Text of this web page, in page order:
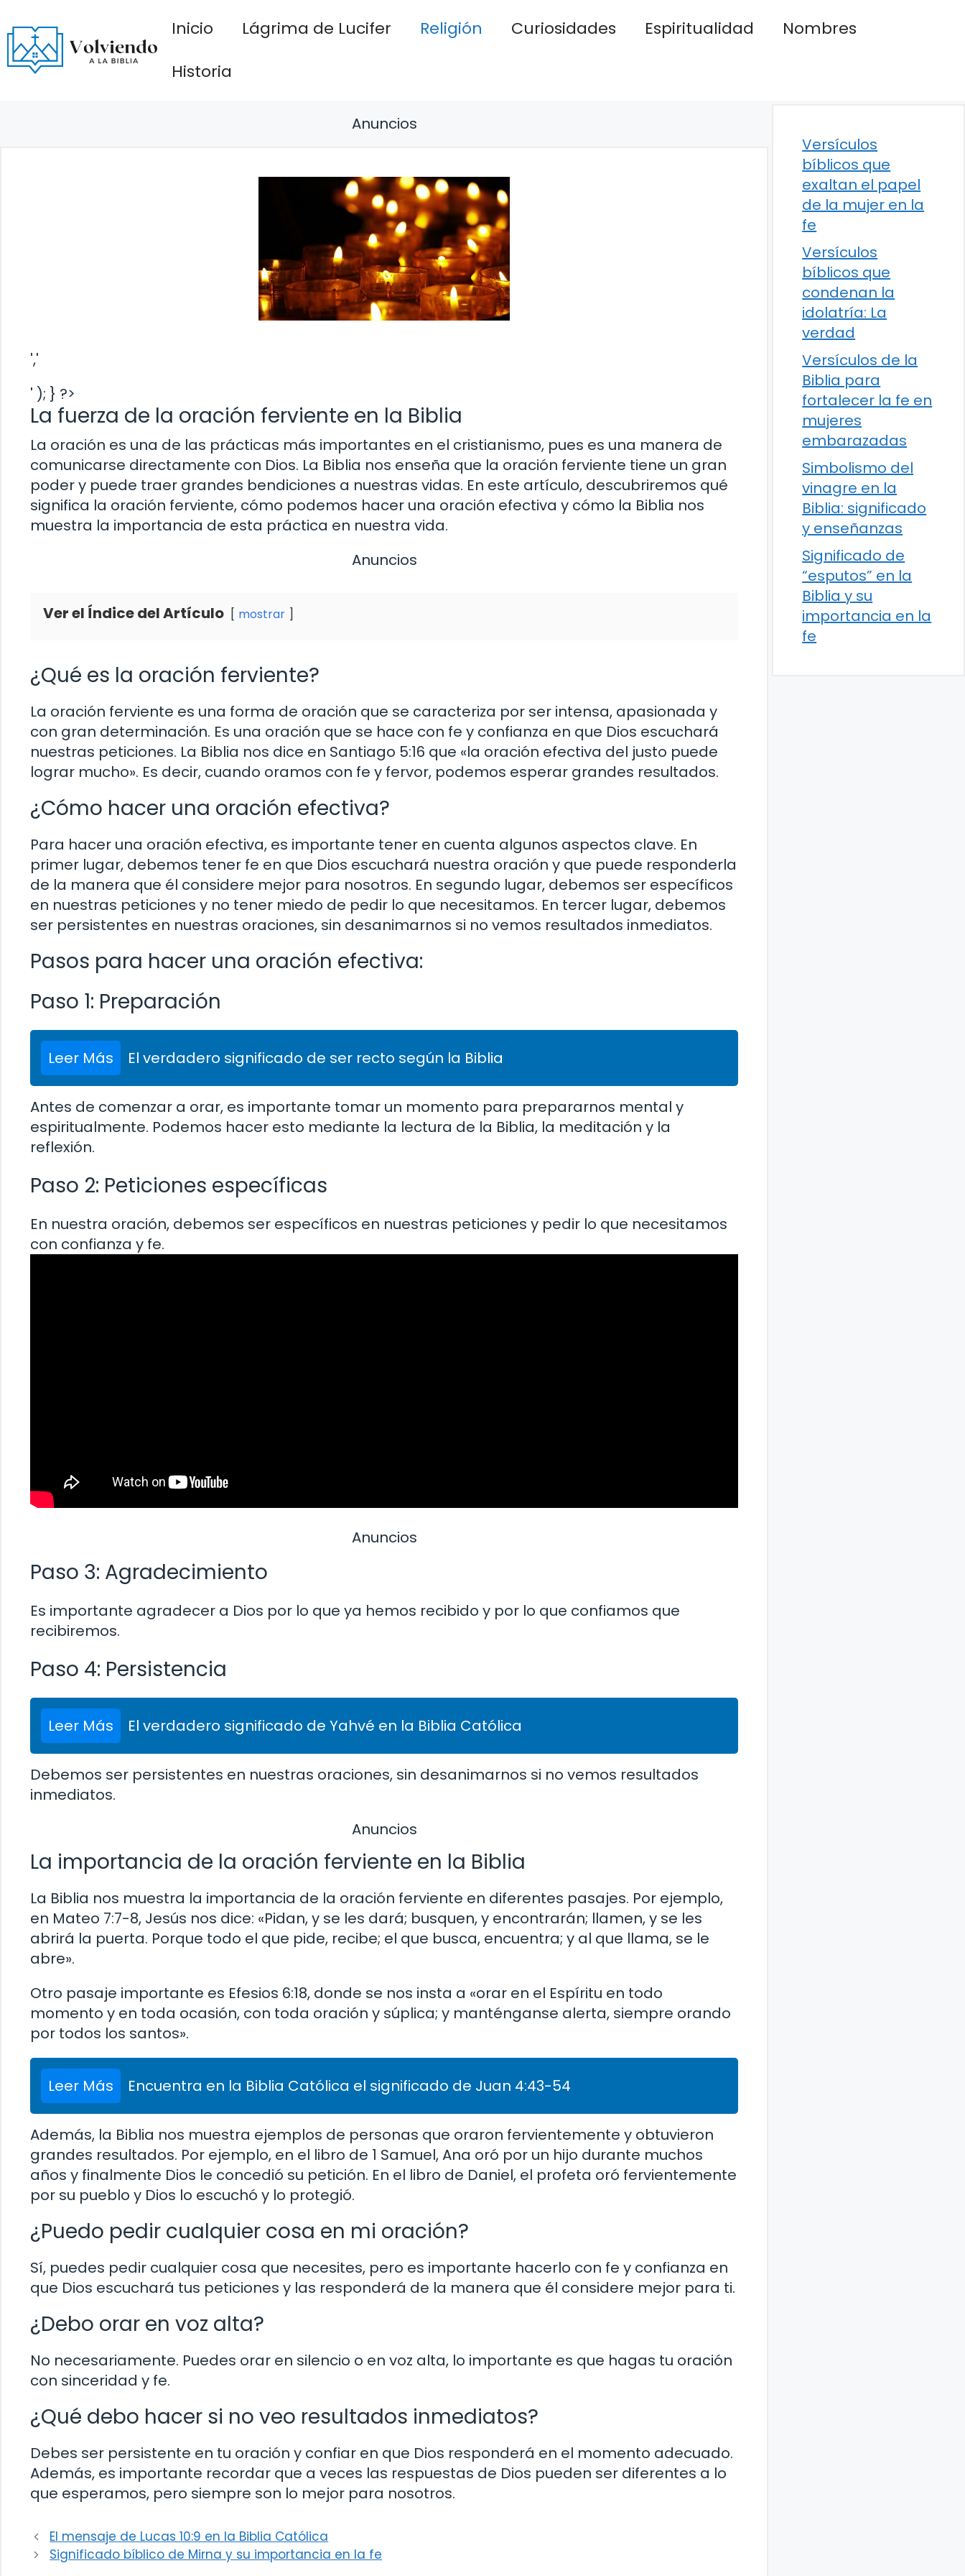
al
contenido
Inicio Lágrima de Lucifer Religión Curiosidades Espiritualidad
Nombres
Historia
Anuncios
','
' ); } ?>
La fuerza de la oración ferviente en la Biblia
La oración es una de las prácticas más importantes en el cristianismo, pues es una manera de
comunicarse directamente con Dios. La Biblia nos enseña que la oración ferviente tiene un gran
poder y puede traer grandes bendiciones a nuestras vidas. En este artículo, descubriremos qué
significa la oración ferviente, cómo podemos hacer una oración efectiva y cómo la Biblia nos
muestra la importancia de esta práctica en nuestra vida.
Anuncios
Ver el Índice del Artículo mostrar
¿Qué es la oración ferviente?
La oración ferviente es una forma de oración que se caracteriza por ser intensa, apasionada y
con gran determinación. Es una oración que se hace con fe y confianza en que Dios escuchará
nuestras peticiones. La Biblia nos dice en Santiago 5:16 que «la oración efectiva del justo puede
lograr mucho». Es decir, cuando oramos con fe y fervor, podemos esperar grandes resultados.
¿Cómo hacer una oración efectiva?
Para hacer una oración efectiva, es importante tener en cuenta algunos aspectos clave. En
primer lugar, debemos tener fe en que Dios escuchará nuestra oración y que puede responderla
de la manera que él considere mejor para nosotros. En segundo lugar, debemos ser específicos
en nuestras peticiones y no tener miedo de pedir lo que necesitamos. En tercer lugar, debemos
ser persistentes en nuestras oraciones, sin desanimarnos si no vemos resultados inmediatos.
Pasos para hacer una oración efectiva:
Paso 1: Preparación
Leer Más El verdadero significado de ser recto según la Biblia
Antes de comenzar a orar, es importante tomar un momento para prepararnos mental y
espiritualmente. Podemos hacer esto mediante la lectura de la Biblia, la meditación y la
reflexión.
Paso 2: Peticiones específicas
En nuestra oración, debemos ser específicos en nuestras peticiones y pedir lo que necesitamos
con confianza y fe.
Anuncios
Paso 3: Agradecimiento
Es importante agradecer a Dios por lo que ya hemos recibido y por lo que confiamos que
recibiremos.
Paso 4: Persistencia
Leer Más El verdadero significado de Yahvé en la Biblia Católica
Debemos ser persistentes en nuestras oraciones, sin desanimarnos si no vemos resultados
inmediatos.
Anuncios
La importancia de la oración ferviente en la Biblia
La Biblia nos muestra la importancia de la oración ferviente en diferentes pasajes. Por ejemplo,
en Mateo 7:7-8, Jesús nos dice: «Pidan, y se les dará; busquen, y encontrarán; llamen, y se les
abrirá la puerta. Porque todo el que pide, recibe; el que busca, encuentra; y al que llama, se le
abre».
Otro pasaje importante es Efesios 6:18, donde se nos insta a «orar en el Espíritu en todo
momento y en toda ocasión, con toda oración y súplica; y manténganse alerta, siempre orando
por todos los santos».
Leer Más Encuentra en la Biblia Católica el significado de Juan 4:43-54
Además, la Biblia nos muestra ejemplos de personas que oraron fervientemente y obtuvieron
grandes resultados. Por ejemplo, en el libro de 1 Samuel, Ana oró por un hijo durante muchos
años y finalmente Dios le concedió su petición. En el libro de Daniel, el profeta oró fervientemente
por su pueblo y Dios lo escuchó y lo protegió.
¿Puedo pedir cualquier cosa en mi oración?
Sí, puedes pedir cualquier cosa que necesites, pero es importante hacerlo con fe y confianza en
que Dios escuchará tus peticiones y las responderá de la manera que él considere mejor para ti.
¿Debo orar en voz alta?
No necesariamente. Puedes orar en silencio o en voz alta, lo importante es que hagas tu oración
con sinceridad y fe.
¿Qué debo hacer si no veo resultados inmediatos?
Debes ser persistente en tu oración y confiar en que Dios responderá en el momento adecuado.
Además, es importante recordar que a veces las respuestas de Dios pueden ser diferentes a lo
que esperamos, pero siempre son lo mejor para nosotros.
El mensaje de Lucas 10:9 en la Biblia Católica
Significado bíblico de Mirna y su importancia en la fe
Versículos
bíblicos que
exaltan el papel
de la mujer en la
fe
Versículos
bíblicos que
condenan la
idolatría: La
verdad
Versículos de la
Biblia para
fortalecer la fe en
mujeres
embarazadas
Simbolismo del
vinagre en la
Biblia: significado
y enseñanzas
Significado de
“esputos” en la
Biblia y su
importancia en la
fe